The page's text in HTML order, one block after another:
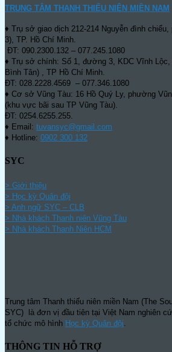
TRUNG TÂM THANH THIẾU NIÊN MIỀN NAM
♦ Trụ sở giao dịch 212-214 Nguyễn đình
3), TP. Hồ Chí Minh.
ĐT: 090.2300.132 – 077.245.1080
♦ Trụ sở chính: Số 1, đường 3, KDC Vĩnh
Bình Tân) , TP Hồ Chí Minh.
ĐT: 028.2228.4569 – 077.346.1080
♦ Cơ sở Vũng Tàu: 16 Hồ Quý Ly, phường
(khu vực bãi sau TP Vũng Tàu).
ĐT: 0254.6255.255.
♦ Email: tuvansyc@gmail.com
♦ Hotline: 0902 300 132
SYC
> Giới thiệu
> Học kỳ Quân đội
> Anh ngữ SYC – CLB
> Nhà khách Thanh niên Vũng Tàu
> Nhà khách Thanh Niên HCM
Trung tâm Thanh thiếu niên miền Nam (The
SYC) là đơn vị đầu tiên tại Việt Nam nghiên
tổ chức mô hình Học kỳ Quân đội
THÔNG TIN HỖ TRỢ